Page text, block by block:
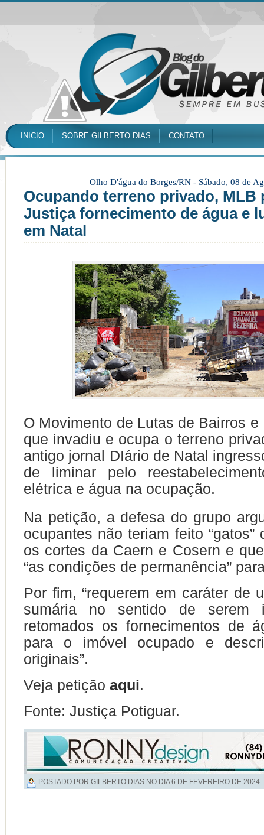
INICIO SOBRE GILBERTO DIAS CONTATO
Olho D'água do Borges/RN - Sábado, 08 de
Ocupando terreno privado, MLB
Justiça fornecimento de água e
em Natal
O Movimento de Lutas de Bairros e
que invadiu e ocupa o terreno
antigo jornal DIário de Natal
de liminar pelo
elétrica e água na ocupação.
Na petição, a defesa do grupo
ocupantes não teriam feito “gatos”
os cortes da Caern e Cosern e
“as condições de permanência”
Por fim, “requerem em caráter de
sumária no sentido de serem
retomados os fornecimentos de
para o imóvel ocupado e
originais”.
Veja petição aqui.
Fonte: Justiça Potiguar.
POSTADO POR GILBERTO DIAS NO DIA6 DE FEVEREIRO DE 2024